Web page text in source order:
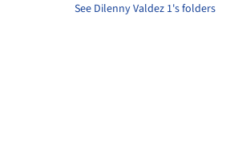
See Dilenny Valdez 1's folders